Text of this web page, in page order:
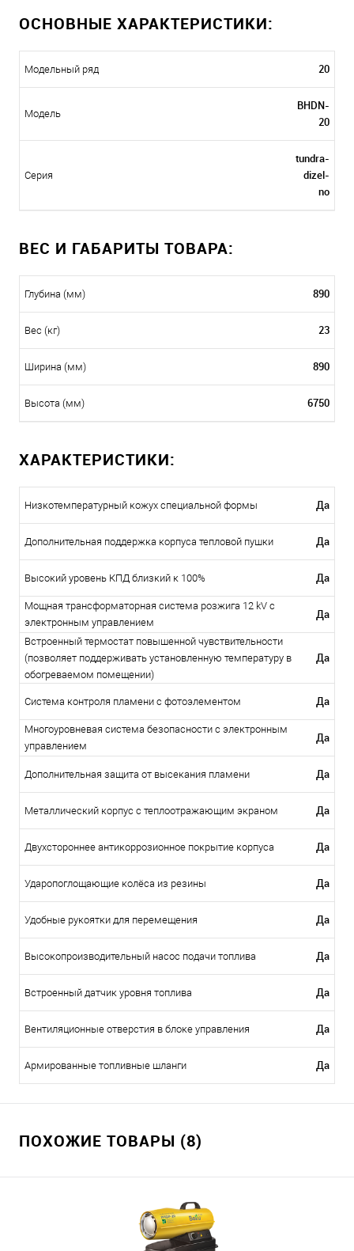
ОСНОВНЫЕ ХАРАКТЕРИСТИКИ:
Модельный ряд 20
Модель
BHDN-
20
Серия
tundra-
dizel-
no
ВЕС И ГАБАРИТЫ ТОВАРА:
Глубина (мм) 890
Вес (кг) 23
Ширина (мм) 890
Высота (мм) 6750
ХАРАКТЕРИСТИКИ:
Низкотемпературный кожух специальной формы Да
Дополнительная поддержка корпуса тепловой пушки Да
Высокий уровень КПД близкий к 100% Да
Мощная трансформаторная система розжига 12 kV с
электронным управлением
Да
Встроенный термостат повышенной чувствительности
(позволяет поддерживать установленную температуру в
обогреваемом помещении)
Да
Система контроля пламени с фотоэлементом Да
Многоуровневая система безопасности с электронным
управлением
Да
Дополнительная защита от высекания пламени Да
Металлический корпус с теплоотражающим экраном Да
Двухстороннее антикоррозионное покрытие корпуса Да
Ударопоглощающие колёса из резины Да
Удобные рукоятки для перемещения Да
Высокопроизводительный насос подачи топлива Да
Встроенный датчик уровня топлива Да
Вентиляционные отверстия в блоке управления Да
Армированные топливные шланги Да
ПОХОЖИЕ ТОВАРЫ (8)